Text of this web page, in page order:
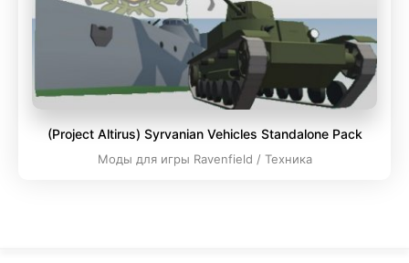
(Project Altirus) Syrvanian Vehicles Standalone Pack
Моды для игры Ravenfield / Техника